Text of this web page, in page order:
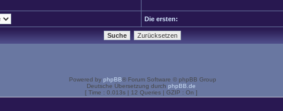
Die ersten:
Powered by phpBB® Forum Software © phpBB Group
Deutsche Übersetzung durch phpBB.de
[ Time : 0.013s | 12 Queries | GZIP : On ]